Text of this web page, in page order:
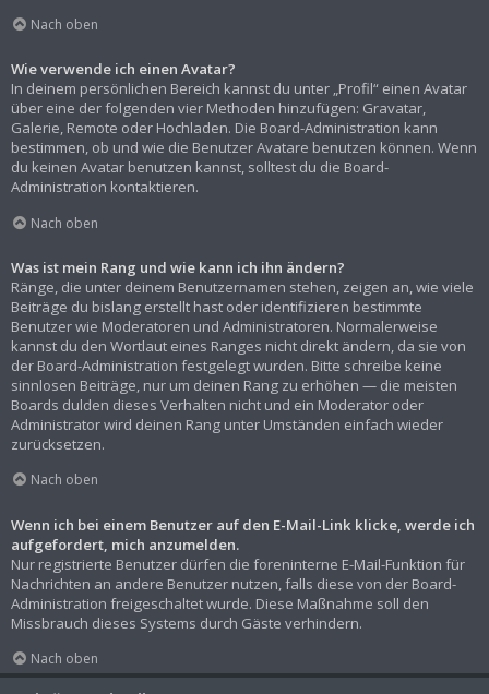
Nach oben
Wie verwende ich einen Avatar?
In deinem persönlichen Bereich kannst du unter „Profil“ einen Avatar
über eine der folgenden vier Methoden hinzufügen: Gravatar,
Galerie, Remote oder Hochladen. Die Board-Administration kann
bestimmen, ob und wie die Benutzer Avatare benutzen können. Wenn
du keinen Avatar benutzen kannst, solltest du die Board-
Administration kontaktieren.
Nach oben
Was ist mein Rang und wie kann ich ihn ändern?
Ränge, die unter deinem Benutzernamen stehen, zeigen an, wie viele
Beiträge du bislang erstellt hast oder identifizieren bestimmte
Benutzer wie Moderatoren und Administratoren. Normalerweise
kannst du den Wortlaut eines Ranges nicht direkt ändern, da sie von
der Board-Administration festgelegt wurden. Bitte schreibe keine
sinnlosen Beiträge, nur um deinen Rang zu erhöhen — die meisten
Boards dulden dieses Verhalten nicht und ein Moderator oder
Administrator wird deinen Rang unter Umständen einfach wieder
zurücksetzen.
Nach oben
Wenn ich bei einem Benutzer auf den E-Mail-Link klicke, werde ich
aufgefordert, mich anzumelden.
Nur registrierte Benutzer dürfen die foreninterne E-Mail-Funktion für
Nachrichten an andere Benutzer nutzen, falls diese von der Board-
Administration freigeschaltet wurde. Diese Maßnahme soll den
Missbrauch dieses Systems durch Gäste verhindern.
Nach oben